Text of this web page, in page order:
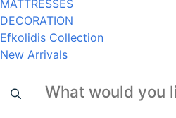
MATTRESSES
DECORATION
Efkolidis Collection
New Arrivals